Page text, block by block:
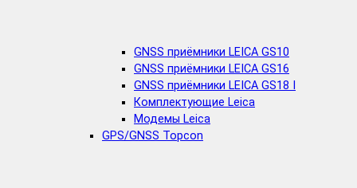
GNSS приёмники LEICA GS10
GNSS приёмники LEICA GS16
GNSS приёмники LEICA GS18 I
Комплектующие Leica
Модемы Leica
GPS/GNSS Topcon